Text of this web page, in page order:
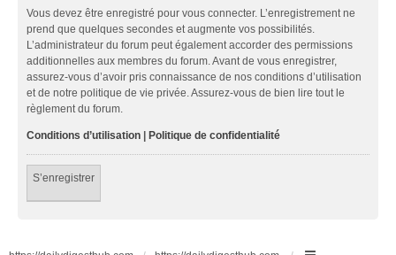
Vous devez être enregistré pour vous connecter. L’enregistrement ne
prend que quelques secondes et augmente vos possibilités.
L’administrateur du forum peut également accorder des permissions
additionnelles aux membres du forum. Avant de vous enregistrer,
assurez-vous d’avoir pris connaissance de nos conditions d’utilisation
et de notre politique de vie privée. Assurez-vous de bien lire tout le
règlement du forum.
Conditions d’utilisation Politique de confidentialité
S’enregistrer